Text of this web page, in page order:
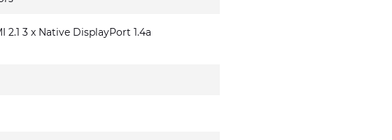
2.1 3 x Native DisplayPort 1.4a